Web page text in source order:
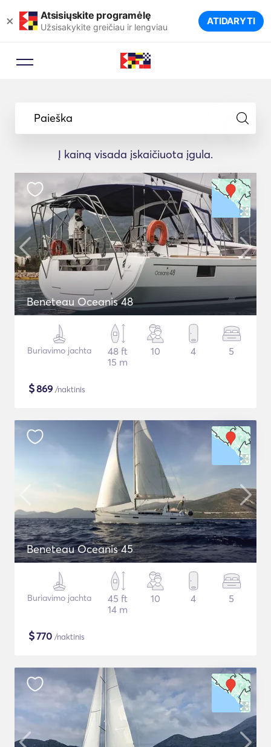
× Atsisiųskite programėlę
Užsisakykite greičiau ir lengviau ATIDARYTI
Paieška
Į kainą visada įskaičiuota įgula.
Beneteau Oceanis 48
Buriavimo jachta
48 ft
15 m
10 4 5
$869 /naktinis
Beneteau Oceanis 45
Buriavimo jachta
45 ft
14 m
10 4 5
$770 /naktinis